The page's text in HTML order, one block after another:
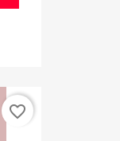
favorite_border